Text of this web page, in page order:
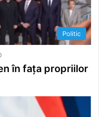
Politic
în fața propriilor